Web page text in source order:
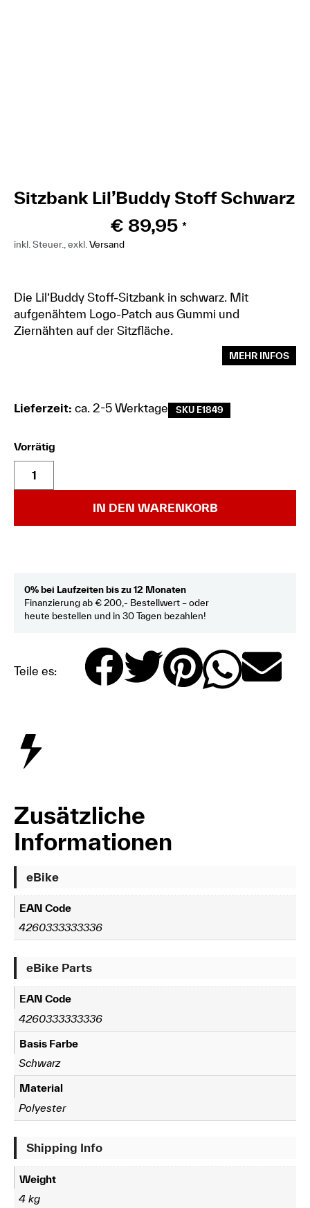
Sitzbank Lil’Buddy Stoff Schwarz
€ 89,95 *
inkl. Steuer., exkl. Versand
Die Lil’Buddy Stoff-Sitzbank in schwarz. Mit
aufgenähtem Logo-Patch aus Gummi und
Ziernähten auf der Sitzfläche.
MEHR INFOS
Lieferzeit: ca. 2-5 Werktage SKU E1849
Vorrätig
IN DEN WARENKORB
0% bei Laufzeiten bis zu 12 Monaten
Finanzierung ab € 200,- Bestellwert – oder
heute bestellen und in 30 Tagen bezahlen!
Teile es:
Zusätzliche
Informationen
eBike
EAN Code
4260333333336
eBike Parts
EAN Code
4260333333336
Basis Farbe
Schwarz
Material
Polyester
Shipping Info
Weight
4 kg